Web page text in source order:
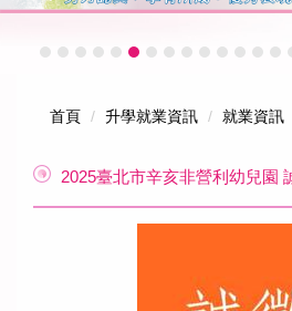
首頁 升學就業資訊 就業資訊
2025臺北市辛亥非營利幼兒園